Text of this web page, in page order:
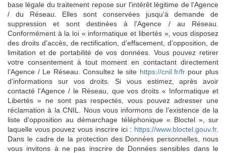
base légale du traitement repose sur l'intérêt légitime de l'Agence
/ du Réseau. Elles sont conservées jusqu'à demande de
suppression et sont destinées à l'Agence / au Réseau.
Conformément à la loi « informatique et libertés », vous disposez
des droits d’accès, de rectification, d’effacement, d’opposition, de
limitation et de portabilité de vos données. Vous pouvez retirer
votre consentement à tout moment en contactant directement
l’Agence / Le Réseau. Consultez le site https://cnil.fr/frpour plus
d’informations sur vos droits. Si vous estimez, après avoir
contacté l'Agence / le Réseau, que vos droits « Informatique et
Libertés » ne sont pas respectés, vous pouvez adresser une
réclamation à la CNIL. Nous vous informons de l’existence de la
liste d'opposition au démarchage téléphonique « Bloctel », sur
laquelle vous pouvez vous inscrire ici : https://www.bloctel.gouv.fr.
Dans le cadre de la protection des Données personnelles, nous
vous invitons à ne pas inscrire de Données sensibles dans le